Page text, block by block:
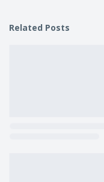
Related Posts